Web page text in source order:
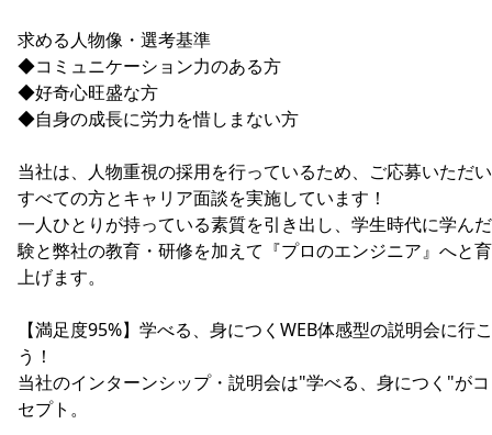
求める人物像・選考基準
◆コミュニケーション力のある方
◆好奇心旺盛な方
◆自身の成長に労力を惜しまない方
当社は、人物重視の採用を行っているため、ご応募いただ
すべての方とキャリア面談を実施しています！
一人ひとりが持っている素質を引き出し、学生時代に学ん
験と弊社の教育・研修を加えて『プロのエンジニア』へと
上げます。
【満足度95%】学べる、身につくWEB体感型の説明会に行こ
う！
当社のインターンシップ・説明会は"学べる、身につく"が
セプト。